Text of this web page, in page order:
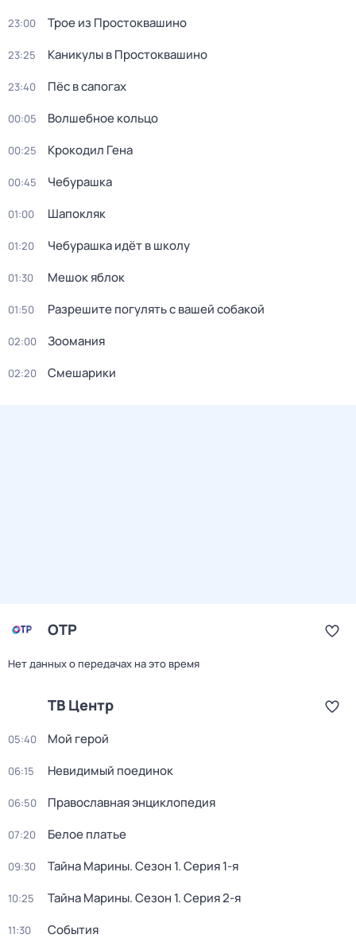
23:00 Трое из Простоквашино
23:25 Каникулы в Простоквашино
23:40 Пёс в сапогах
00:05 Волшебное кольцо
00:25 Крокодил Гена
00:45 Чебурашка
01:00 Шапокляк
01:20 Чебурашка идёт в школу
01:30 Мешок яблок
01:50 Разрешите погулять с вашей собакой
02:00 Зоомания
02:20 Смешарики
ОТР
Нет данных о передачах на это время
ТВ Центр
05:40 Мой герой
06:15 Невидимый поединок
06:50 Православная энциклопедия
07:20 Белое платье
09:30 Тайна Марины. Сезон 1. Серия 1-я
10:25 Тайна Марины. Сезон 1. Серия 2-я
11:30 События